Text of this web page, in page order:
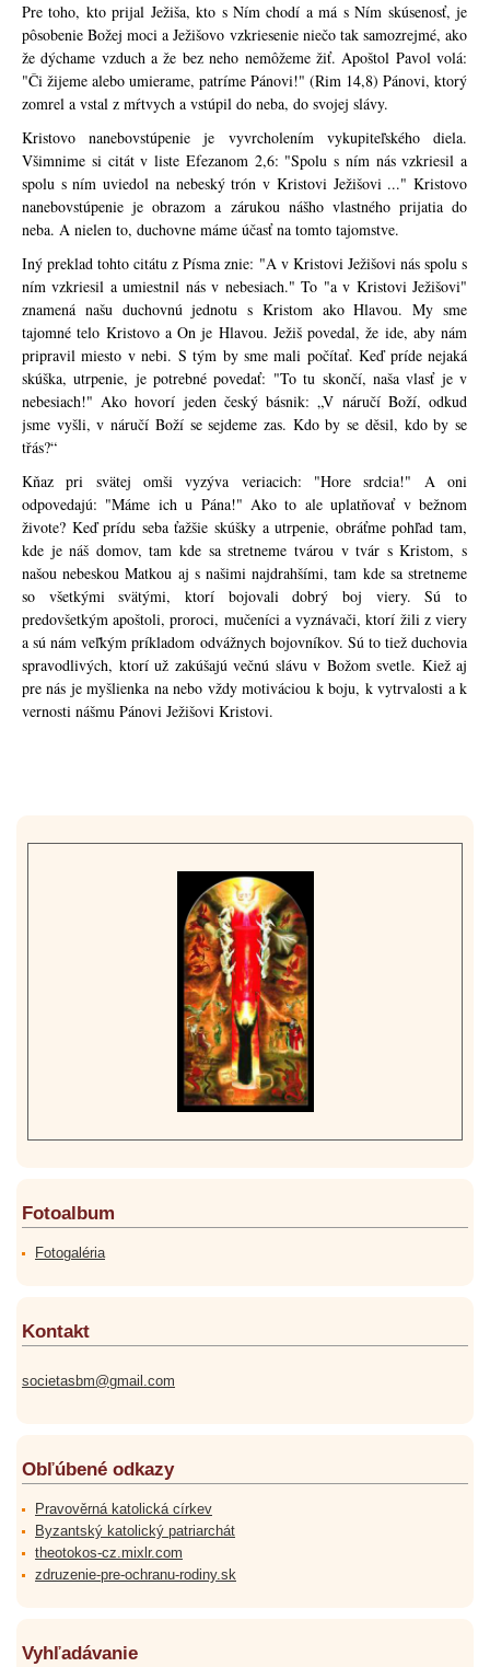
Pre toho, kto prijal Ježiša, kto s Ním chodí a má s Ním skúsenosť, je
pôsobenie Božej moci a Ježišovo vzkriesenie niečo tak samozrejmé, ako
že dýchame vzduch a že bez neho nemôžeme žiť. Apoštol Pavol volá:
"Či žijeme alebo umierame, patríme Pánovi!" (Rim 14,8) Pánovi, ktorý
zomrel a vstal z mŕtvych a vstúpil do neba, do svojej slávy.
Kristovo nanebovstúpenie je vyvrcholením vykupiteľského diela.
Všimnime si citát v liste Efezanom 2,6: "Spolu s ním nás vzkriesil a
spolu s ním uviedol na nebeský trón v Kristovi Ježišovi ..." Kristovo
nanebovstúpenie je obrazom a zárukou nášho vlastného prijatia do
neba. A nielen to, duchovne máme účasť na tomto tajomstve.
Iný preklad tohto citátu z Písma znie: "A v Kristovi Ježišovi nás spolu s
ním vzkriesil a umiestnil nás v nebesiach." To "a v Kristovi Ježišovi"
znamená našu duchovnú jednotu s Kristom ako Hlavou. My sme
tajomné telo Kristovo a On je Hlavou. Ježiš povedal, že ide, aby nám
pripravil miesto v nebi. S tým by sme mali počítať. Keď príde nejaká
skúška, utrpenie, je potrebné povedať: "To tu skončí, naša vlasť je v
nebesiach!" Ako hovorí jeden český básnik: „V náručí Boží, odkud
jsme vyšli, v náručí Boží se sejdeme zas. Kdo by se děsil, kdo by se
třás?“
Kňaz pri svätej omši vyzýva veriacich: "Hore srdcia!" A oni
odpovedajú: "Máme ich u Pána!" Ako to ale uplatňovať v bežnom
živote? Keď prídu seba ťažšie skúšky a utrpenie, obráťme pohľad tam,
kde je náš domov, tam kde sa stretneme tvárou v tvár s Kristom, s
našou nebeskou Matkou aj s našimi najdrahšími, tam kde sa stretneme
so všetkými svätými, ktorí bojovali dobrý boj viery. Sú to
predovšetkým apoštoli, proroci, mučeníci a vyznávači, ktorí žili z viery
a sú nám veľkým príkladom odvážnych bojovníkov. Sú to tiež duchovia
spravodlivých, ktorí už zakúšajú večnú slávu v Božom svetle. Kiež aj
pre nás je myšlienka na nebo vždy motiváciou k boju, k vytrvalosti a k
vernosti nášmu Pánovi Ježišovi Kristovi.
Fotoalbum
Fotogaléria
Kontakt
societasbm@gmail.com
Obľúbené odkazy
Pravověrná katolická církev
Byzantský katolický patriarchát
theotokos-cz.mixlr.com
zdruzenie-pre-ochranu-rodiny.sk
Vyhľadávanie